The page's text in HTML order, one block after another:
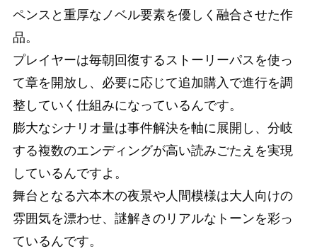
ペンスと重厚なノベル要素を優しく融合させた作
品。
プレイヤーは毎朝回復するストーリーパスを使っ
て章を開放し、必要に応じて追加購入で進行を調
整していく仕組みになっているんです。
膨大なシナリオ量は事件解決を軸に展開し、分岐
する複数のエンディングが高い読みごたえを実現
しているんですよ。
舞台となる六本木の夜景や人間模様は大人向けの
雰囲気を漂わせ、謎解きのリアルなトーンを彩っ
ているんです。